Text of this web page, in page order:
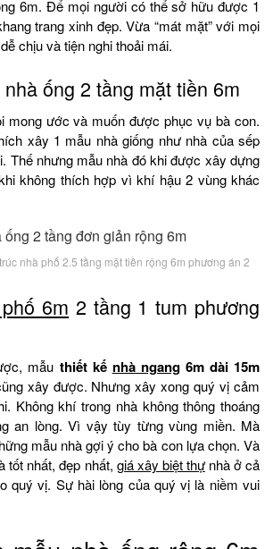
6m. Để mọi người có thể sở hữu được 1
trang xinh đẹp. Vừa “mát mặt” với mọi
chịu và tiện nghi thoải mái.
ống 2 tầng mặt tiền 6m
mong ước và muốn được phục vụ bà con.
xây 1 mẫu nhà giống như nhà của sếp
Thế nhưng mẫu nhà đó khi được xây dựng
không thích hợp vì khí hậu 2 vùng khác
nhà phố 2.5 tầng mặt tiền rộng 6m phương án 2
6m 2 tầng 1 tum phương
mẫu thiết kế nhà ngang6m dài 15m
xây được. Nhưng xây xong quý vị cảm
Không khí trong nhà không thông thoáng
an lòng. Vì vậy tùy từng vùng miền. Mà
mẫu nhà gợi ý cho bà con lựa chọn. Và
tốt nhất, đẹp nhất, giá xây biệt thựnhà ở cả
quý vị. Sự hài lòng của quý vị là niềm vui